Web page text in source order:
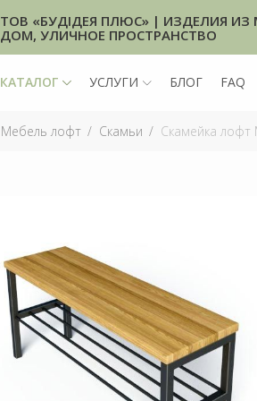
ТОВ «БУДІДЕЯ ПЛЮС» | ИЗДЕЛИЯ ИЗ
ДОМ, УЛИЧНОЕ ПРОСТРАНСТВО
КАТАЛОГ УСЛУГИ БЛОГ FAQ
Мебель лофт Скамьи Скамейка лофт